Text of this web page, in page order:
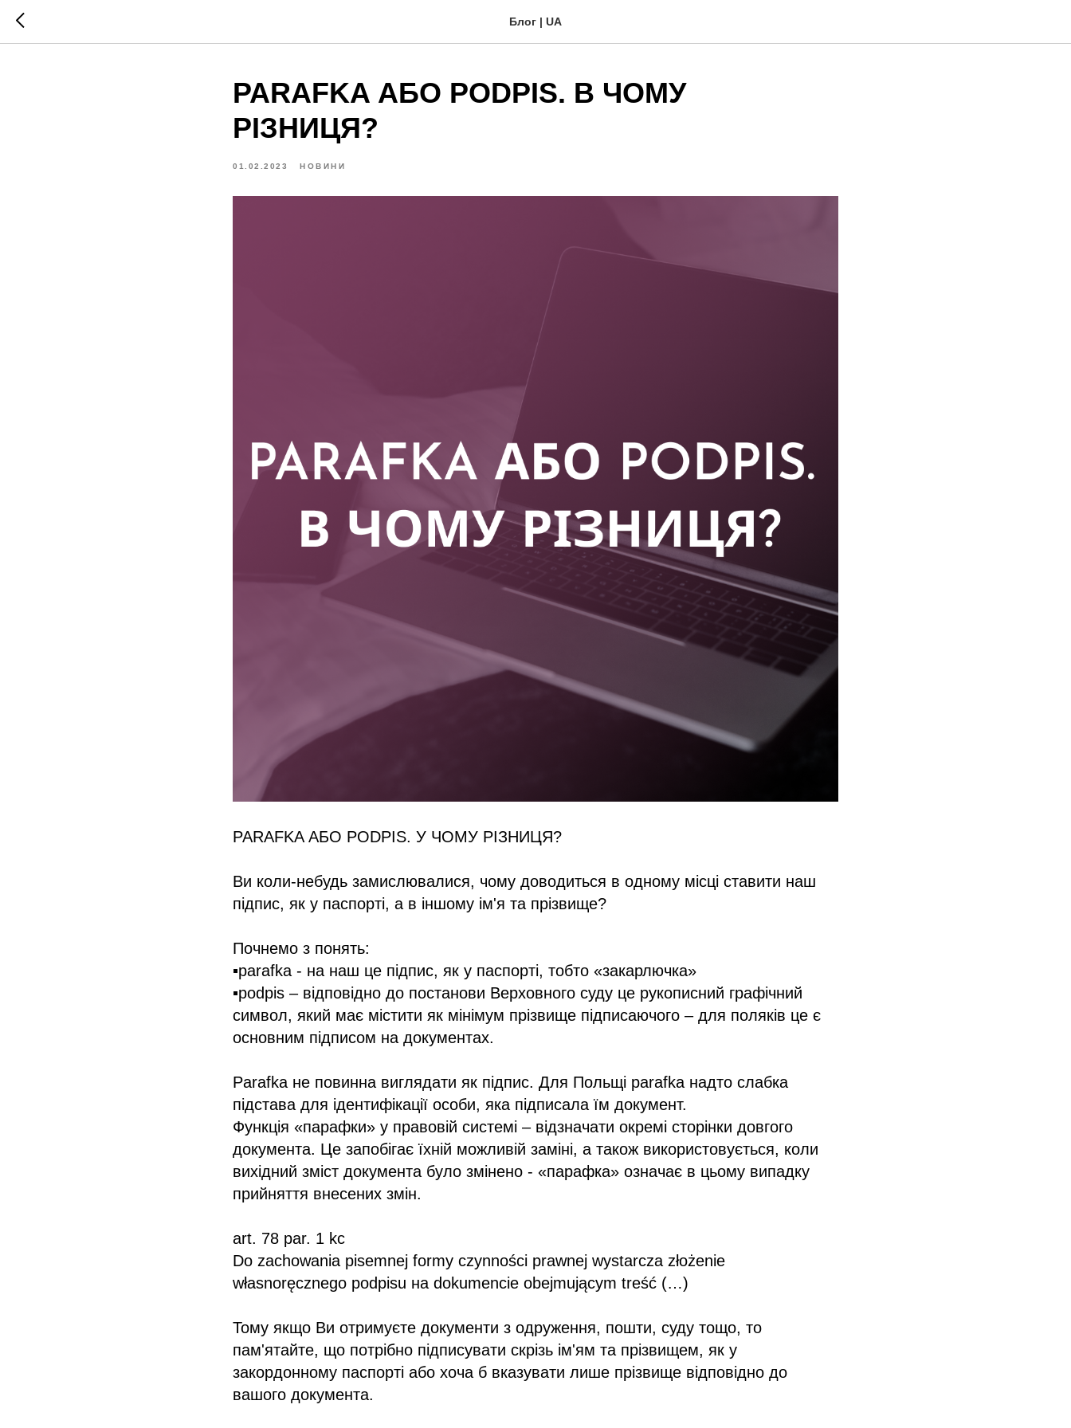
Блог | UA
PARAFKA АБО PODPIS. В ЧОМУ
РІЗНИЦЯ?
01.02.2023 НОВИНИ
PARAFKA АБО PODPIS. У ЧОМУ РІЗНИЦЯ?
Ви коли-небудь замислювалися, чому доводиться в одному місці ставити наш
підпис, як у паспорті, а в іншому ім'я та прізвище?
Почнемо з понять:
▪️parafka - на наш це підпис, як у паспорті, тобто «закарлючка»
▪️podpis – відповідно до постанови Верховного суду це рукописний графічний
символ, який має містити як мінімум прізвище підписаючого – для поляків це є
основним підписом на документах.
Parafka не повинна виглядати як підпис. Для Польщі parafka надто слабка
підстава для ідентифікації особи, яка підписала їм документ.
Функція «парафки» у правовій системі – відзначати окремі сторінки довгого
документа. Це запобігає їхній можливій заміні, а також використовується, коли
вихідний зміст документа було змінено - «парафка» означає в цьому випадку
прийняття внесених змін.
art. 78 par. 1 kc
Do zachowania pisemnej formy czynności prawnej wystarcza złożenie
własnoręcznego podpisu на dokumencie obejmującym treść (…)
Тому якщо Ви отримуєте документи з одруження, пошти, суду тощо, то
пам'ятайте, що потрібно підписувати скрізь ім'ям та прізвищем, як у
закордонному паспорті або хоча б вказувати лише прізвище відповідно до
вашого документа.